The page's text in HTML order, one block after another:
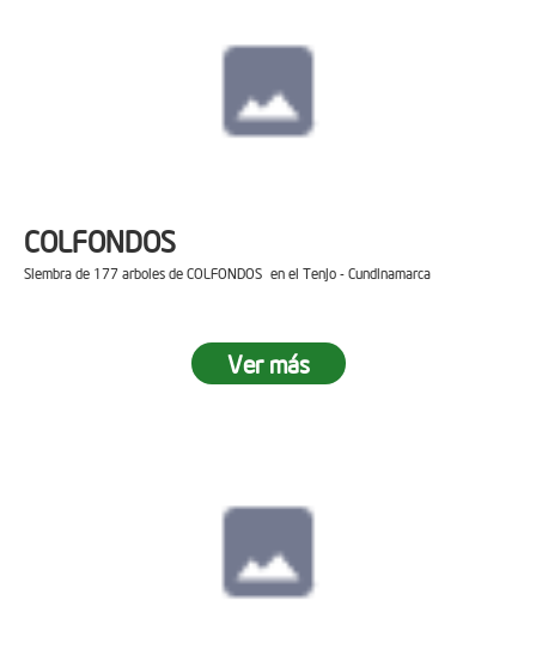
COLFONDOS
Siembra de 177 arboles de COLFONDOS en el Tenjo - Cundinamarca
Ver más